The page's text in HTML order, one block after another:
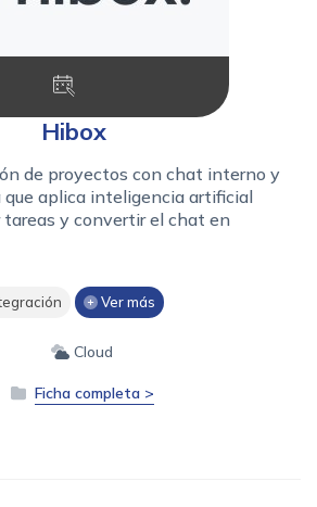
Hibox
de proyectos con chat interno y
aplica inteligencia artificial
y convertir el chat en
Ver más
Cloud
Ficha completa >